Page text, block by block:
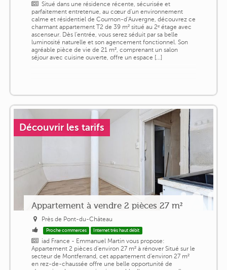
Situé dans une résidence récente, sécurisée et
parfaitement entretenue, au cœur d'un environnement
calme et résidentiel de Cournon-d'Auvergne, découvrez ce
charmant appartement T2 de 39 m² situé au 2ᵉ étage avec
ascenseur. Dès l'entrée, vous serez séduit par sa belle
luminosité naturelle et son agencement fonctionnel. Son
agréable pièce de vie de 21 m², comprenant un salon
séjour avec cuisine ouverte, offre un espace [...]
Découvrir les tarifs
Appartement à vendre 2 pièces 27 m²
Près de Pont-du-Château
Proche commerces Internet très haut débit
iad France - Emmanuel Martin vous propose:
Appartement 2 pièces d'environ 27 m² à rénover Situé sur le
secteur de Montferrand, cet appartement d'environ 27 m²
en rez-de-chaussée offre une belle opportunité de